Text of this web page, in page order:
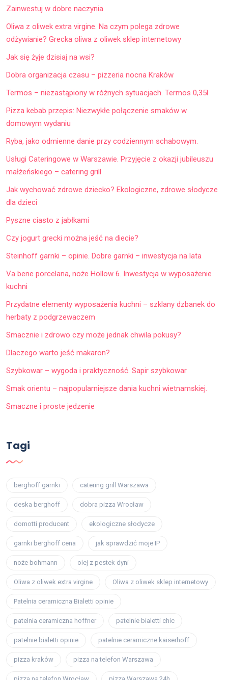
Zainwestuj w dobre naczynia
Oliwa z oliwek extra virgine. Na czym polega zdrowe
odżywianie? Grecka oliwa z oliwek sklep internetowy
Jak się żyje dzisiaj na wsi?
Dobra organizacja czasu – pizzeria nocna Kraków
Termos – niezastąpiony w różnych sytuacjach. Termos 0,35l
Pizza kebab przepis: Niezwykłe połączenie smaków w
domowym wydaniu
Ryba, jako odmienne danie przy codziennym schabowym.
Usługi Cateringowe w Warszawie. Przyjęcie z okazji jubileuszu
małżeńskiego – catering grill
Jak wychować zdrowe dziecko? Ekologiczne, zdrowe słodycze
dla dzieci
Pyszne ciasto z jabłkami
Czy jogurt grecki można jeść na diecie?
Steinhoff garnki – opinie. Dobre garnki – inwestycja na lata
Va bene porcelana, noże Hollow 6. Inwestycja w wyposażenie
kuchni
Przydatne elementy wyposażenia kuchni – szklany dzbanek do
herbaty z podgrzewaczem
Smacznie i zdrowo czy może jednak chwila pokusy?
Dlaczego warto jeść makaron?
Szybkowar – wygoda i praktyczność. Sapir szybkowar
Smak orientu – najpopularniejsze dania kuchni wietnamskiej.
Smaczne i proste jedzenie
Tagi
berghoff garnki catering grill Warszawa
deska berghoff dobra pizza Wrocław
domotti producent ekologiczne słodycze
garnki berghoff cena jak sprawdzić moje IP
noże bohmann olej z pestek dyni
Oliwa z oliwek extra virgine Oliwa z oliwek sklep internetowy
Patelnia ceramiczna Bialetti opinie
patelnia ceramiczna hoffner patelnie bialetti chic
patelnie bialetti opinie patelnie ceramiczne kaiserhoff
pizza kraków pizza na telefon Warszawa